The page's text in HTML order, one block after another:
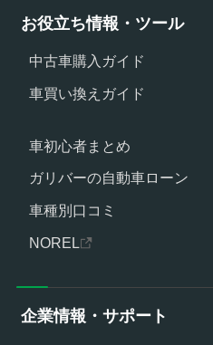
お役立ち情報・ツール
中古車購入ガイド
車買い換えガイド
車初心者まとめ
ガリバーの自動車ローン
車種別口コミ
NOREL
企業情報・サポート